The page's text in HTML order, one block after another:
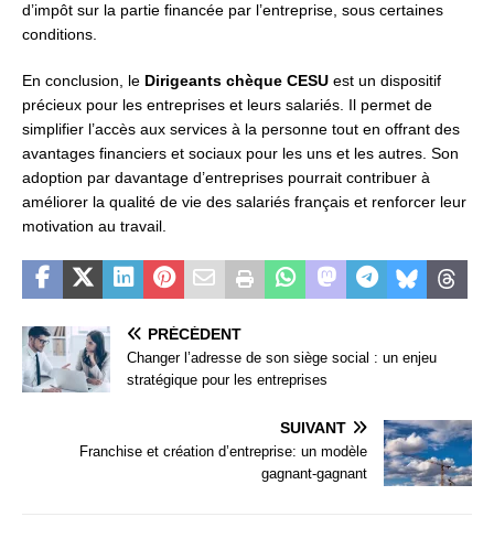
d’impôt sur la partie financée par l’entreprise, sous certaines
conditions.
En conclusion, le Dirigeants chèque CESU est un dispositif
précieux pour les entreprises et leurs salariés. Il permet de
simplifier l’accès aux services à la personne tout en offrant des
avantages financiers et sociaux pour les uns et les autres. Son
adoption par davantage d’entreprises pourrait contribuer à
améliorer la qualité de vie des salariés français et renforcer leur
motivation au travail.
PRÉCÉDENT
Changer l’adresse de son siège social : un enjeu
stratégique pour les entreprises
SUIVANT
Franchise et création d’entreprise: un modèle
gagnant-gagnant